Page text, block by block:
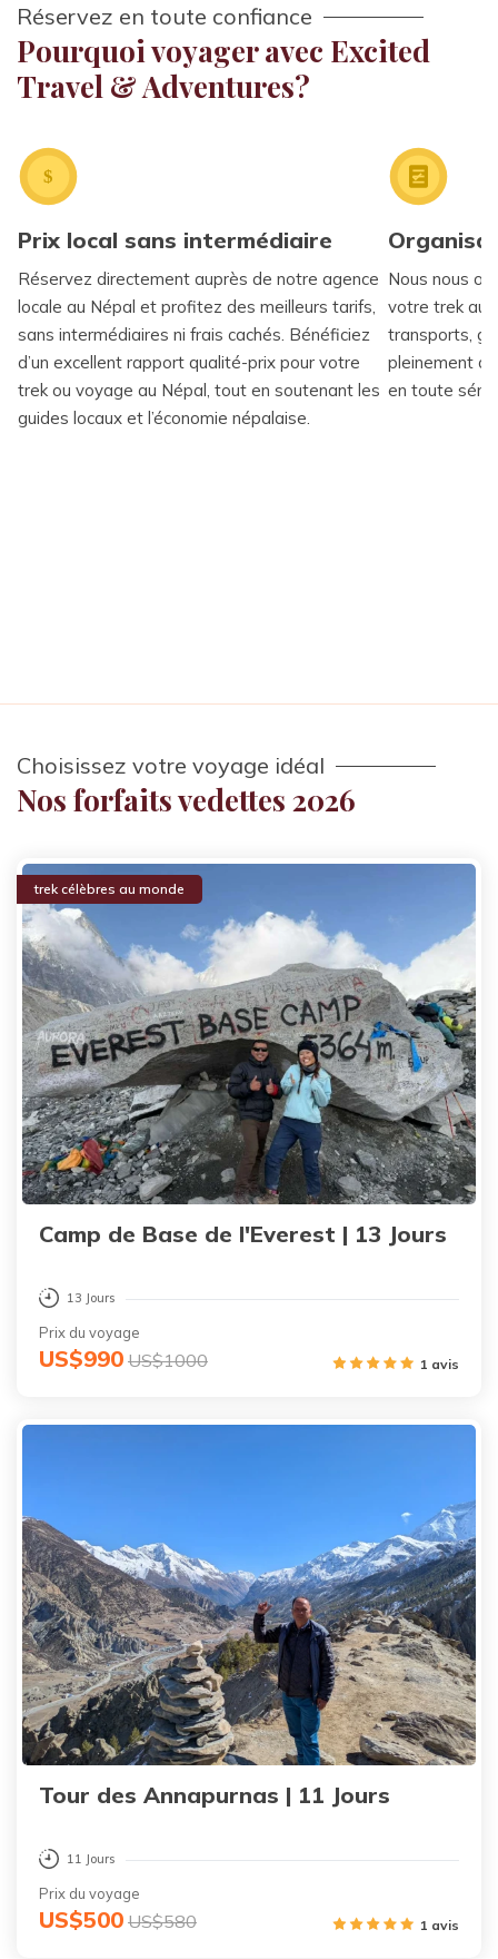
Réservez en toute confiance
Pourquoi voyager avec Excited
Travel & Adventures?
Prix local sans intermédiaire
Réservez directement auprès de notre agence
locale au Népal et profitez des meilleurs tarifs,
sans intermédiaires ni frais cachés. Bénéficiez
d’un excellent rapport qualité-prix pour votre
trek ou voyage au Népal, tout en soutenant les
guides locaux et l’économie népalaise.
Nous nous
votre trek au
transports,
pleinement
en toute
Choisissez votre voyage idéal
Nos forfaits vedettes 2026
trek célèbres au monde
Camp de Base de l'Everest | 13 Jours
13 Jours
Prix du voyage
US$990 US$1000 1 avis
Tour des Annapurnas | 11 Jours
11 Jours
Prix du voyage
US$500 US$580 1 avis